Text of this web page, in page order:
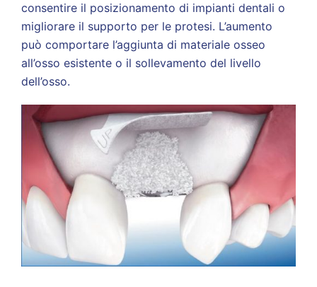
consentire il posizionamento di impianti dentali o
migliorare il supporto per le protesi. L’aumento
può comportare l’aggiunta di materiale osseo
all’osso esistente o il sollevamento del livello
dell’osso.